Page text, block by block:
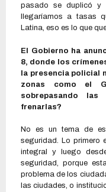
pasado se duplicó y
llegaríamos a tasas
Latina, eso es lo que
El Gobierno ha
8, donde los
la presencia policial
zonas como el
sobrepasando
frenarlas?
No es un tema de
seguridad. Lo primero
integral y luego
seguridad, porque
problema de los
las ciudades, o